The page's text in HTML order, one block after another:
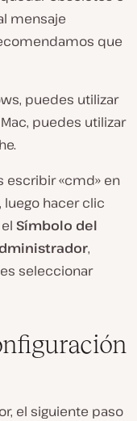
mensaje
recomendamos que
puedes utilizar
puedes utilizar
escribir «cmd» en
luego hacer clic
Símbolo del
,
seleccionar
el siguiente paso